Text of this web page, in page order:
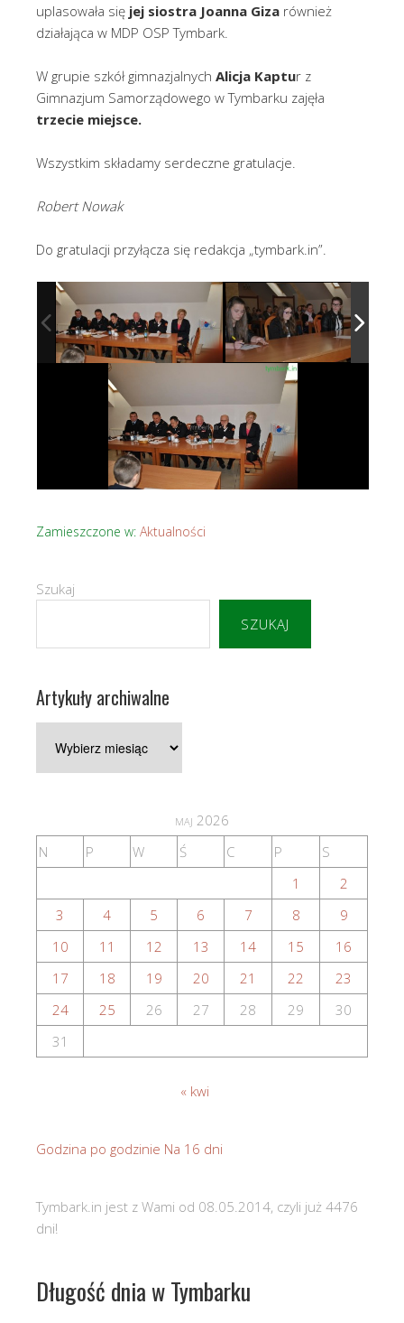
uplasowała się jej siostra Joanna Giza również
działająca w MDP OSP Tymbark.
W grupie szkół gimnazjalnych Alicja Kaptur z
Gimnazjum Samorządowego w Tymbarku zajęła
trzecie miejsce.
Wszystkim składamy serdeczne gratulacje.
Robert Nowak
Do gratulacji przyłącza się redakcja „tymbark.in”.
Zamieszczone w: Aktualności
Szukaj
SZUKAJ
Artykuły archiwalne
archiwalne
maj 2026
N
P W Ś C P
S
1
2
3
4 5 6 7 8
9
10
11 12 13 14 15
16
17
18 19 20 21 22
23
24
25 26 27 28 29
30
31
« kwi
Godzina po godzinie Na 16 dni
Tymbark.in jest z Wami od 08.05.2014, czyli już 4476
dni!
Długość dnia w Tymbarku